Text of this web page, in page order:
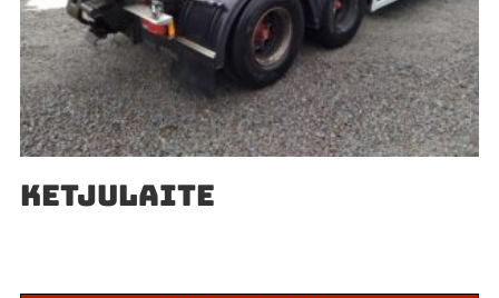
KETJULAITE